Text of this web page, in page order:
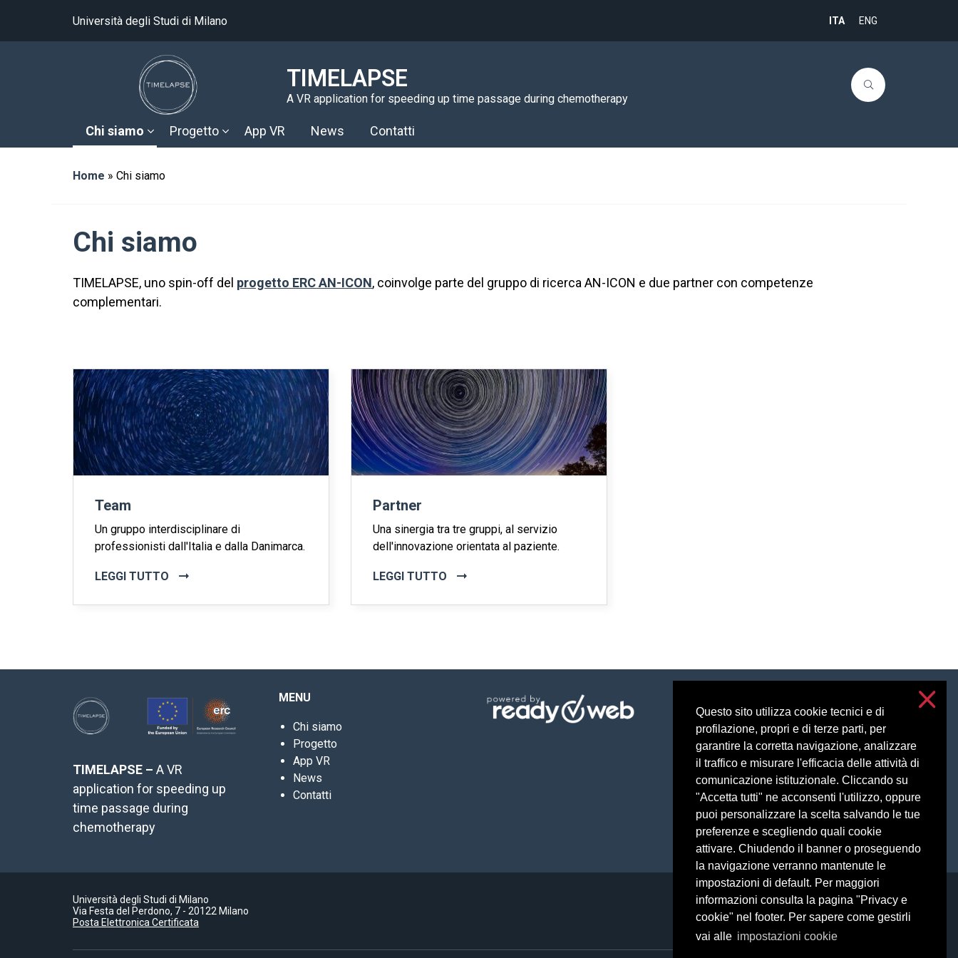
Questo sito utilizza cookie tecnici e di
profilazione, propri e di terze parti, per
garantire la corretta navigazione, analizzare
il traffico e misurare l'efficacia delle attività di
comunicazione istituzionale. Cliccando su
"Accetta tutti" ne acconsenti l'utilizzo, oppure
puoi personalizzare la scelta salvando le tue
preferenze e scegliendo quali cookie
attivare. Chiudendo il banner o proseguendo
la navigazione verranno mantenute le
impostazioni di default. Per maggiori
informazioni consulta la pagina "Privacy e
cookie" nel footer. Per sapere come gestirli
vai alle impostazioni cookie
Università degli Studi di Milano ITA ENG
TIMELAPSE
A VR application for speeding up time passage during chemotherapy
Chi siamo Progetto App VR News Contatti
Home » Chi siamo
Chi siamo
TIMELAPSE, uno spin-off del progetto ERC AN-ICON, coinvolge parte del gruppo di ricerca AN-ICON e due partner con competenze
complementari.
Team
Un gruppo interdisciplinare di
professionisti dall'Italia e dalla Danimarca.
LEGGI TUTTO
Partner
Una sinergia tra tre gruppi, al servizio
dell'innovazione orientata al paziente.
LEGGI TUTTO
TIMELAPSE – A VR
application for speeding up
time passage during
chemotherapy
MENU
Chi siamo
Progetto
App VR
News
Contatti
Privacy e cookies
Impostazioni cookie
Università degli Studi di Milano
Via Festa del Perdono, 7 - 20122 Milano
Posta Elettronica Certificata